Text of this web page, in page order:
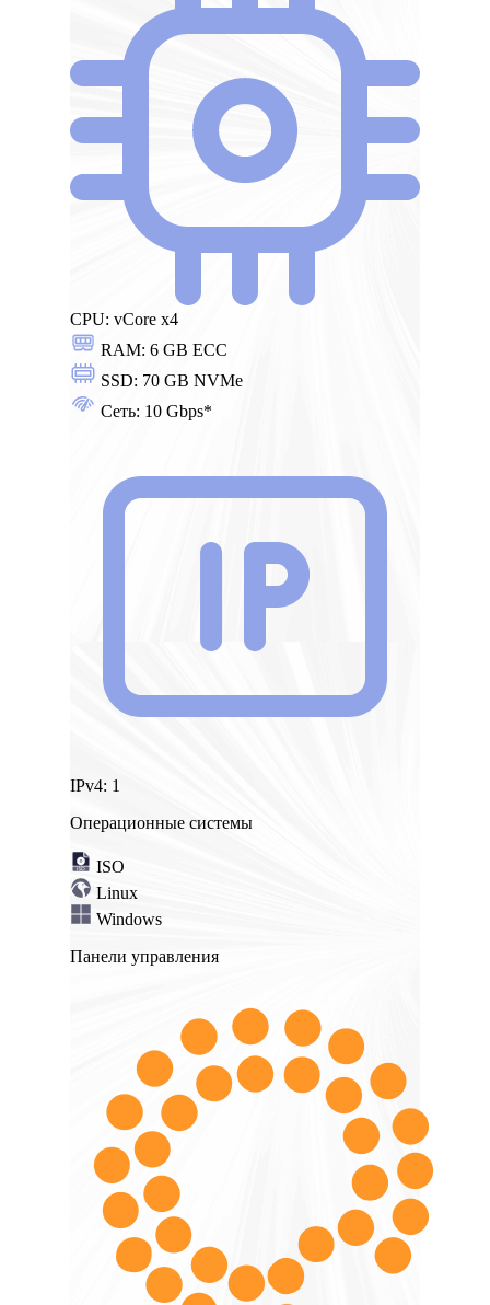
CPU: vCore x4
RAM: 6 GB ECC
SSD: 70 GB NVMe
Сеть: 10 Gbps*
IPv4: 1
Операционные системы
ISO
Linux
Windows
Панели управления